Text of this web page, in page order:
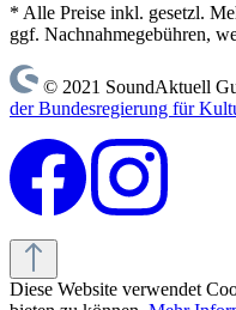
* Alle Preise inkl. gesetzl.
ggf. Nachnahmegebühren,
© 2021 SoundAktuell
der Bundesregierung für
Diese Website verwendet